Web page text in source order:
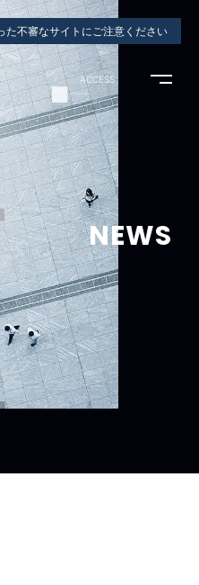
た不審なサイトにご注意ください
ACCESS
NEWS